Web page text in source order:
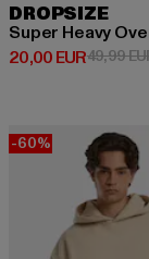
DROPSIZE
Super Heavy
20,00 EUR
Prix courant: 20,00
49,99
-60%